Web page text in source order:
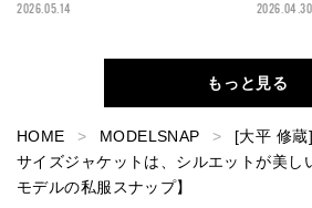
2026.05.14 2026.04.30
もっと見る
HOME MODELSNAP
[大平 修蔵
サイズジャケットは、シルエットが美し
モデルの私服スナップ】